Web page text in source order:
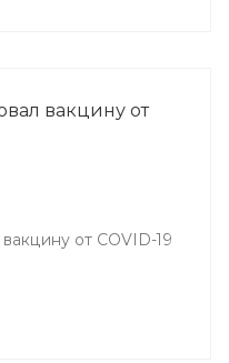
вакцину от
от COVID-19